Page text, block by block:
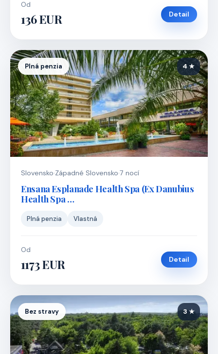
Od
136 EUR Detail
Plná penzia 4 ★
Slovensko·Západné Slovensko·7 nocí
Ensana Esplanade Health Spa (Ex Danubius
Health Spa …
Plná penzia Vlastná
Od
1173 EUR Detail
Bez stravy 3 ★